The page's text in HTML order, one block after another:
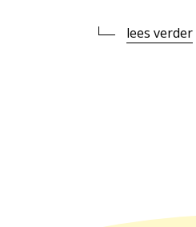
lees verder